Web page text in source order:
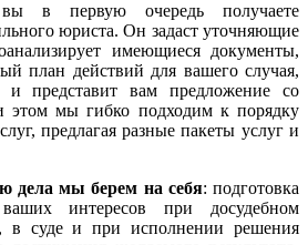
в первую очередь получаете
юриста. Он задаст уточняющие
имеющиеся документы,
план действий для вашего случая,
представит вам предложение со
этом мы гибко подходим к порядку
предлагая разные пакеты услуг и
дела мы берем на себя: подготовка
интересов при досудебном
в суде и при исполнении решения